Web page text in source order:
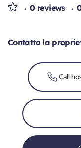
0 reviews
Contatta la
Call